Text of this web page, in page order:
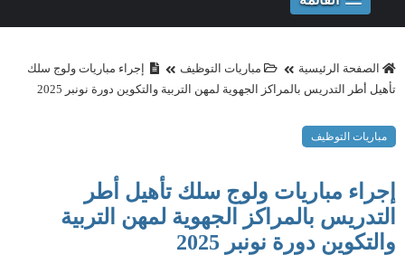
الصفحة الرئيسية مباريات التوظيف
إجراء مباريات ولوج سلك
تأهيل أطر التدريس بالمراكز الجهوية لمهن التربية والتكوين دورة نونبر 2025
مباريات التوظيف
إجراء مباريات ولوج سلك تأهيل أطر
التدريس بالمراكز الجهوية لمهن التربية
والتكوين دورة نونبر 2025